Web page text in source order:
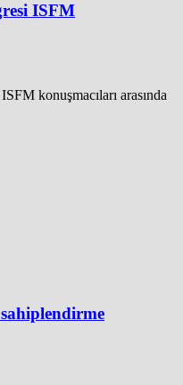
ISFM
konuşmacıları arasında